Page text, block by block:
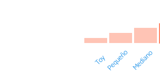
ToyPequeñoMediano